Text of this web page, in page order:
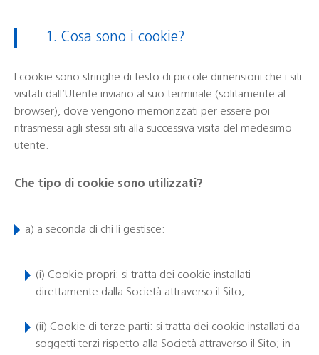
1. Cosa sono i cookie?
I cookie sono stringhe di testo di piccole dimensioni che i siti
visitati dall’Utente inviano al suo terminale (solitamente al
browser), dove vengono memorizzati per essere poi
ritrasmessi agli stessi siti alla successiva visita del medesimo
utente.
Che tipo di cookie sono utilizzati?
a) a seconda di chi li gestisce:
(i) Cookie propri: si tratta dei cookie installati
direttamente dalla Società attraverso il Sito;
(ii) Cookie di terze parti: si tratta dei cookie installati da
soggetti terzi rispetto alla Società attraverso il Sito; in